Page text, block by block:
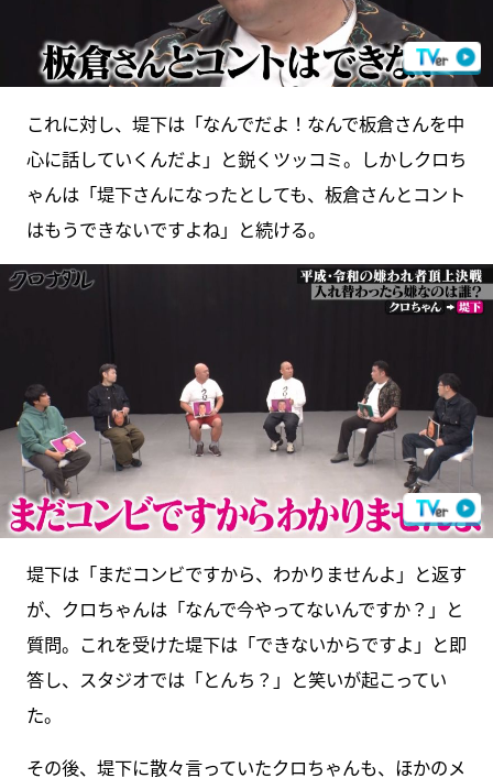
これに対し、堤下は「なんでだよ！なんで板倉さんを中
心に話していくんだよ」と鋭くツッコミ。しかしクロち
ゃんは「堤下さんになったとしても、板倉さんとコント
はもうできないですよね」と続ける。
堤下は「まだコンビですから、わかりませんよ」と返す
が、クロちゃんは「なんで今やってないんですか？」と
質問。これを受けた堤下は「できないからですよ」と即
答し、スタジオでは「とんち？」と笑いが起こってい
た。
その後、堤下に散々言っていたクロちゃんも、ほかのメ